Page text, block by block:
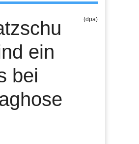
ein
bei
(dpa)